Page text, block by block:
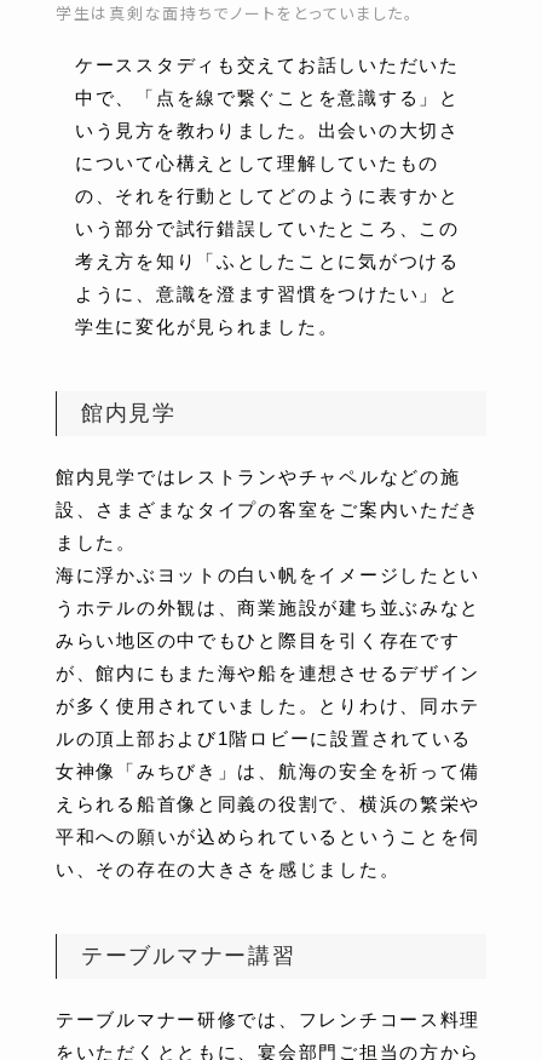
学生は真剣な面持ちでノートをとっていました。
ケーススタディも交えてお話しいただいた
中で、「点を線で繋ぐことを意識する」と
いう見方を教わりました。出会いの大切さ
について心構えとして理解していたもの
の、それを行動としてどのように表すかと
いう部分で試行錯誤していたところ、この
考え方を知り「ふとしたことに気がつける
ように、意識を澄ます習慣をつけたい」と
学生に変化が見られました。
館内見学
館内見学ではレストランやチャペルなどの施
設、さまざまなタイプの客室をご案内いただき
ました。
海に浮かぶヨットの白い帆をイメージしたとい
うホテルの外観は、商業施設が建ち並ぶみなと
みらい地区の中でもひと際目を引く存在です
が、館内にもまた海や船を連想させるデザイン
が多く使用されていました。とりわけ、同ホテ
ルの頂上部および1階ロビーに設置されている
女神像「みちびき」は、航海の安全を祈って備
えられる船首像と同義の役割で、横浜の繁栄や
平和への願いが込められているということを伺
い、その存在の大きさを感じました。
テーブルマナー講習
テーブルマナー研修では、フレンチコース料理
をいただくとともに、宴会部門ご担当の方から